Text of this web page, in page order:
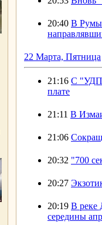
20:40 В
22 Марта, Пятница
21:16 С "УДП"
плате
21:11 В
21:06
20:32 "700
20:27
20:19 В реке
середины